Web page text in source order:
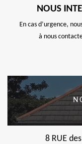
NOUS
En cas d’urgence,
à nous
8 RUE